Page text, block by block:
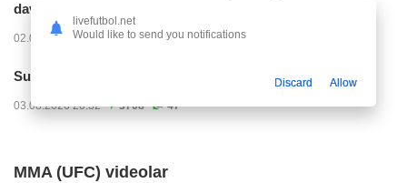
davom ettirishi...
02.08.2026 01:08 3888 47
Superliga. "Dinamo" – "Neftchi" (matnli...
03.08.2026 20:32 3708 47
MMA (UFC) videolar
livefutbol.net
Would like to send you notifications
Discard Allow